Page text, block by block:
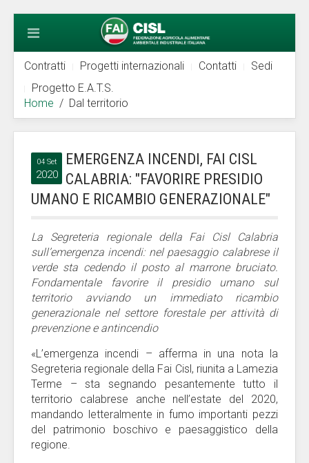
Contratti Progetti internazionali Contatti
Sedi
Progetto E.A.T.S.
Home
Dal territorio
04 Set
2020
EMERGENZA INCENDI, FAI CISL
CALABRIA: "FAVORIRE PRESIDIO
UMANO E RICAMBIO GENERAZIONALE"
La Segreteria regionale della Fai Cisl Calabria
sull’emergenza incendi: nel paesaggio calabrese il
verde sta cedendo il posto al marrone bruciato.
Fondamentale favorire il presidio umano sul
territorio avviando un immediato ricambio
generazionale nel settore forestale per attività di
prevenzione e antincendio
«L’emergenza incendi – afferma in una nota la
Segreteria regionale della Fai Cisl, riunita a Lamezia
Terme – sta segnando pesantemente tutto il
territorio calabrese anche nell’estate del 2020,
mandando letteralmente in fumo importanti pezzi
del patrimonio boschivo e paesaggistico della
regione.